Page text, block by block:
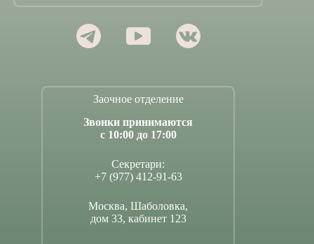
Заочное отделение
Звонки принимаются
с 10:00 до 17:00
Секретари:
+7 (977) 412-91-63
Москва, Шаболовка,
дом 33, кабинет 123